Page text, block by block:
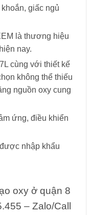
giấc ngủ
là thương hiệu
nay.
cùng với thiết kế
không thể thiếu
nguồn oxy cung
ứng, điều khiển
nhập khẩu
oxy ở quận 8
– Zalo/Call